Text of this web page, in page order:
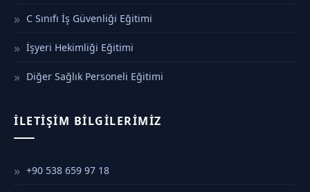
C Sınıfı İş Güvenliği Eğitimi
İşyeri Hekimliği Eğitimi
Diğer Sağlık Personeli Eğitimi
İLETIŞIM BILGILERIMIZ
+90 538 659 97 18